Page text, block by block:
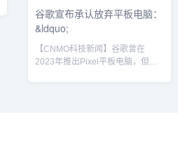
谷歌宣布承认放弃平板电脑：
&ldquo;
【CNMO科技新闻】谷歌曾在
2023年推出Pixel平板电脑，但随